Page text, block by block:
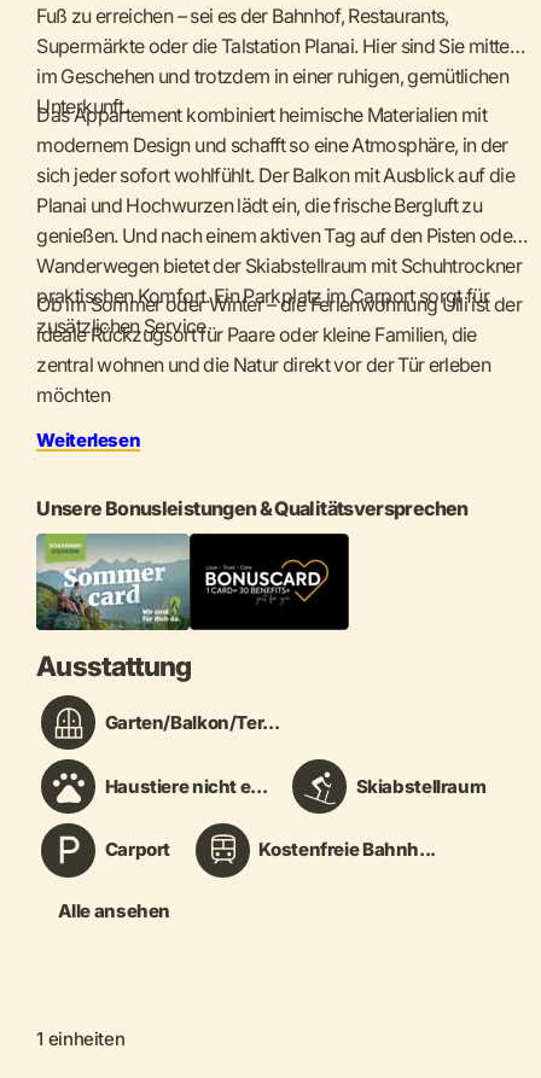
Fuß zu erreichen – sei es der Bahnhof, Restaurants,
Supermärkte oder die Talstation Planai. Hier sind Sie mitten
im Geschehen und trotzdem in einer ruhigen, gemütlichen
Unterkunft.
Das Appartement kombiniert heimische Materialien mit
modernem Design und schafft so eine Atmosphäre, in der
sich jeder sofort wohlfühlt. Der Balkon mit Ausblick auf die
Planai und Hochwurzen lädt ein, die frische Bergluft zu
genießen. Und nach einem aktiven Tag auf den Pisten oder
Wanderwegen bietet der Skiabstellraum mit Schuhtrockner
praktischen Komfort. Ein Parkplatz im Carport sorgt für
zusätzlichen Service.
Ob im Sommer oder Winter – die Ferienwohnung Ulli ist der
ideale Rückzugsort für Paare oder kleine Familien, die
zentral wohnen und die Natur direkt vor der Tür erleben
möchten
Weiterlesen
Unsere Bonusleistungen & Qualitätsversprechen
Ausstattung
Garten/Balkon/Ter...
Haustiere nicht e... Skiabstellraum
Carport Kostenfreie Bahnh...
Alle ansehen
1 einheiten